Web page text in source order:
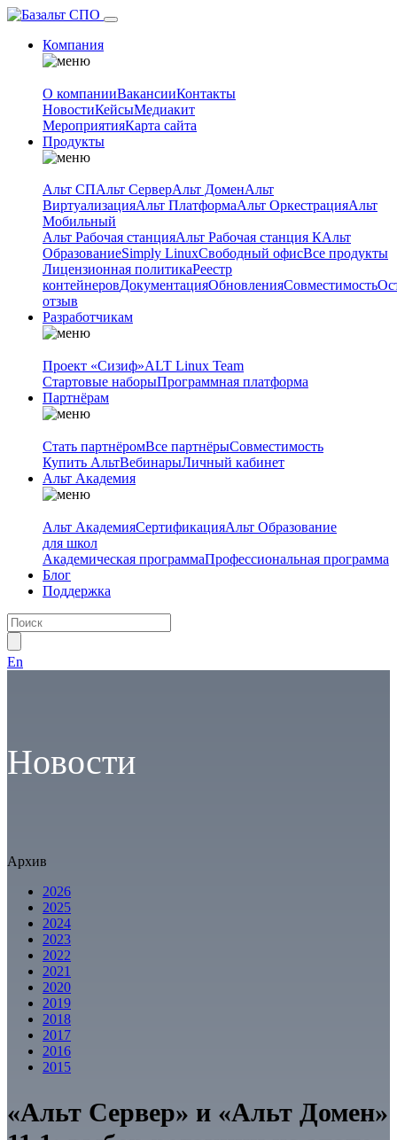
Компания
О компанииВакансииКонтакты
НовостиКейсыМедиакит
МероприятияКарта сайта
Продукты
Альт СПАльт СерверАльт ДоменАльт
ВиртуализацияАльт ПлатформаАльт ОркестрацияАльт
Мобильный
Альт Рабочая станцияАльт Рабочая станция КАльт
ОбразованиеSimply LinuxСвободный офисВсе продукты
Лицензионная политикаРеестр
контейнеровДокументацияОбновленияСовместимость
отзыв
Разработчикам
Проект «Сизиф»ALT Linux Team
Стартовые наборыПрограммная платформа
Партнёрам
Стать партнёромВсе партнёрыСовместимость
Купить АльтВебинарыЛичный кабинет
Альт Академия
Альт АкадемияСертификацияАльт Образование
для школ
Академическая программаПрофессиональная программа
Блог
Поддержка
En
Новости
Архив
2026
2025
2024
2023
2022
2021
2020
2019
2018
2017
2016
2015
«Альт Сервер» и «Альт Домен»